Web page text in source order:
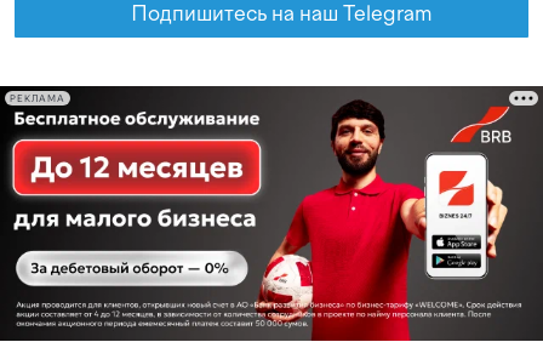
Подпишитесь на наш Telegram
РЕКЛАМА